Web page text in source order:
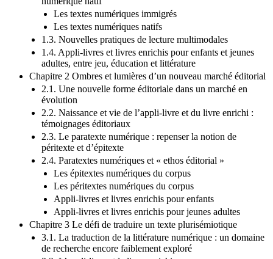
Les textes numériques immigrés
Les textes numériques natifs
1.3. Nouvelles pratiques de lecture multimodales
1.4. Appli-livres et livres enrichis pour enfants et jeunes
adultes, entre jeu, éducation et littérature
Chapitre 2 Ombres et lumières d’un nouveau marché éditorial
2.1. Une nouvelle forme éditoriale dans un marché en
évolution
2.2. Naissance et vie de l’appli-livre et du livre enrichi :
témoignages éditoriaux
2.3. Le paratexte numérique : repenser la notion de
péritexte et d’épitexte
2.4. Paratextes numériques et « ethos éditorial »
Les épitextes numériques du corpus
Les péritextes numériques du corpus
Appli-livres et livres enrichis pour enfants
Appli-livres et livres enrichis pour jeunes adultes
Chapitre 3 Le défi de traduire un texte plurisémiotique
3.1. La traduction de la littérature numérique : un domaine
de recherche encore faiblement exploré